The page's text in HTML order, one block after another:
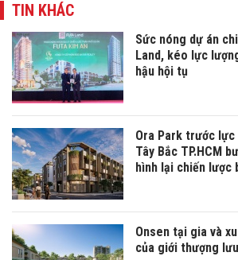
TIN KHÁC
Sức nóng dự án
Land, kéo lực
hậu hội tụ
Ora Park trước lực
Tây Bắc TP.HCM
hình lại chiến lược
Onsen tại gia và
của giới thượng lưu